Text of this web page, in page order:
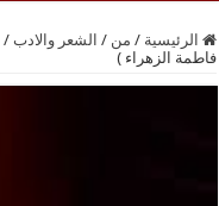
الرئيسية / من / الشعر والادب /
فاطمة الزهراء )